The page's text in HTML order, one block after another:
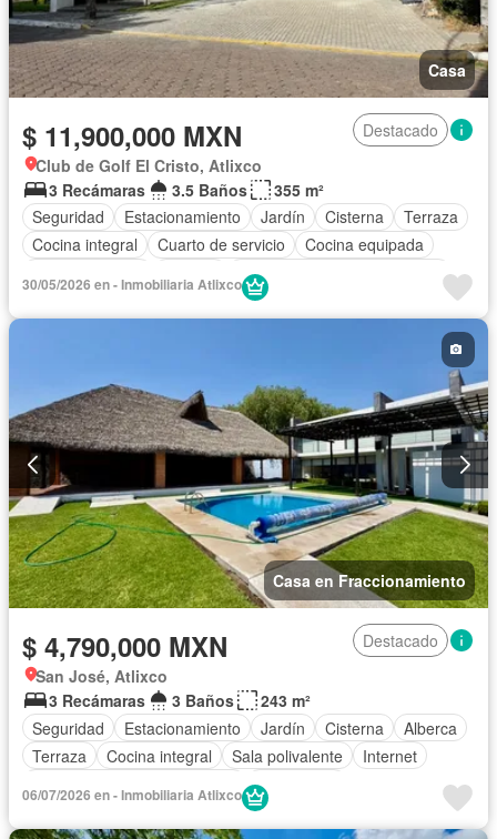
Casa
$ 11,900,000 MXN
Destacado
Club de Golf El Cristo, Atlixco
3 Recámaras
3.5 Baños
355 m²
Seguridad
Estacionamiento Jardín Cisterna
Terraza
Cocina integral
Cuarto de servicio
Cocina equipada
Circuito cerrado de televisión
Cuarto de Limpieza
30/05/2026 en - Inmobiliaria Atlixco
Casa en Fraccionamiento
$ 4,790,000 MXN
Destacado
San José, Atlixco
3 Recámaras
3 Baños
243 m²
Seguridad
Estacionamiento Jardín Cisterna
Alberca
Terraza
Cocina integral Sala polivalente
Internet
Electricidad
Recámara con closet
06/07/2026 en - Inmobiliaria Atlixco